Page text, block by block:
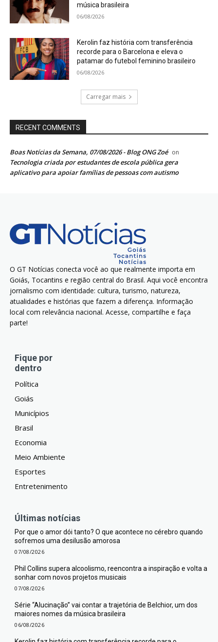
música brasileira
06/08/2026
Kerolin faz história com transferência
recorde para o Barcelona e eleva o
patamar do futebol feminino brasileiro
06/08/2026
Carregar mais
RECENT COMMENTS
Boas Notícias da Semana, 07/08/2026 - Blog ONG Zoé on
Tecnologia criada por estudantes de escola pública gera
aplicativo para apoiar famílias de pessoas com autismo
O GT Notícias conecta você ao que realmente importa em
Goiás, Tocantins e região central do Brasil. Aqui você encontra
jornalismo com identidade: cultura, turismo, natureza,
atualidades e histórias que fazem a diferença. Informação
local com relevância nacional. Acesse, compartilhe e faça
parte!
Fique por
dentro
Política
Goiás
Municípios
Brasil
Economia
Meio Ambiente
Esportes
Entretenimento
Últimas notícias
Por que o amor dói tanto? O que acontece no cérebro quando
sofremos uma desilusão amorosa
07/08/2026
Phil Collins supera alcoolismo, reencontra a inspiração e volta a
sonhar com novos projetos musicais
07/08/2026
Série “Alucinação” vai contar a trajetória de Belchior, um dos
maiores nomes da música brasileira
06/08/2026